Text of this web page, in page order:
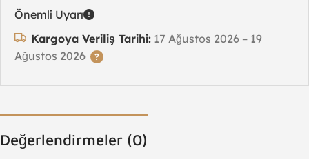
Önemli Uyarı
Kargoya Veriliş Tarihi: 17 Ağustos 2026 – 19
Ağustos 2026
Değerlendirmeler (0)